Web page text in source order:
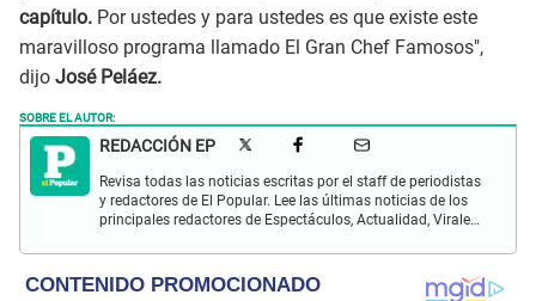
capítulo. Por ustedes y para ustedes es que existe este
maravilloso programa llamado El Gran Chef Famosos",
dijo José Peláez.
SOBRE EL AUTOR:
REDACCIÓN EP
Revisa todas las noticias escritas por el staff de periodistas
y redactores de El Popular. Lee las últimas noticias de los
principales redactores de Espectáculos, Actualidad, Virales,